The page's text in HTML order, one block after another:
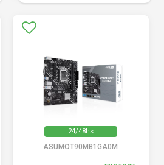
24/48hs
ASUMOT90MB1GA0M